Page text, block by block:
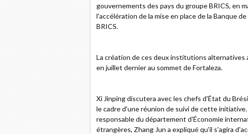
gouvernements des pays du groupe BRICS, en
l'accélération de la mise en place de la Banque
BRICS.
La création de ces deux institutions alternatives
en juillet dernier au sommet de Fortaleza.
Xi Jinping discutera avec les chefs d'État du
le cadre d'une réunion de suivi de cette
responsable du département d'Économie
étrangères, Zhang Jun a expliqué qu'il s'agira